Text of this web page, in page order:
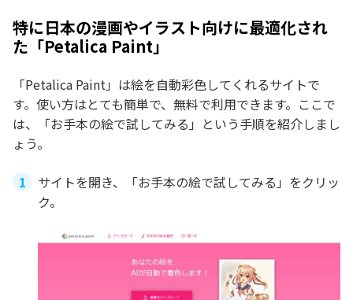
特に日本の漫画やイラスト向けに最適化され
た「Petalica Paint」
「Petalica Paint」は絵を自動彩色してくれるサイトで
す。使い方はとても簡単で、無料で利用できます。ここで
は、「お手本の絵で試してみる」という手順を紹介しまし
ょう。
サイトを開き、「お手本の絵で試してみる」をクリッ
ク。